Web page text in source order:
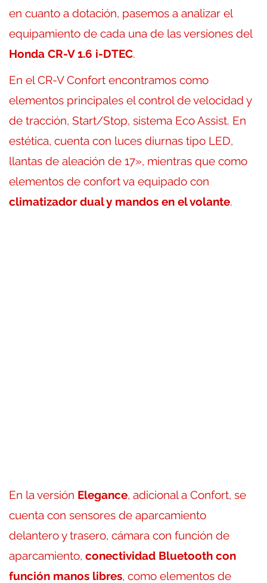
en cuanto a dotación, pasemos a analizar el
equipamiento de cada una de las versiones del
Honda CR-V 1.6 i-DTEC.
En el CR-V Confort encontramos como
elementos principales el control de velocidad y
de tracción, Start/Stop, sistema Eco Assist. En
estética, cuenta con luces diurnas tipo LED,
llantas de aleación de 17», mientras que como
elementos de confort va equipado con
climatizador dual y mandos en el volante.
En la versión Elegance, adicional a Confort, se
cuenta con sensores de aparcamiento
delantero y trasero, cámara con función de
aparcamiento, conectividad Bluetooth con
función manos libres, como elementos de